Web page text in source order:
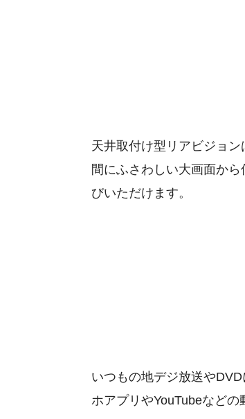
天井取付け型リアビジョ
間にふさわしい大画面か
びいただけます。
いつもの地デジ放送や
ホアプリやYouTubeなど